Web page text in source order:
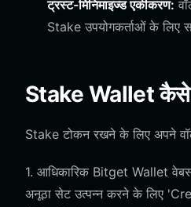
ट्रस्ट-मिनिमाइज्ड एकीकरण:
Stake उपयोगकर्ताओं के लिए
Stake Wallet कैसे
Stake टोकन रखने के लिए अपने
1. आधिकारिक Bitget Wallet
अनूठा सेट उत्पन्न करने के लिए